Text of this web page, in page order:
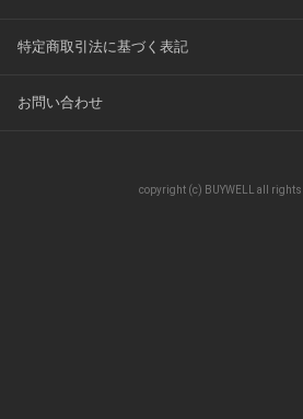
特定商取引法に基づく表記
お問い合わせ
copyright (c) BUYWELL all rights